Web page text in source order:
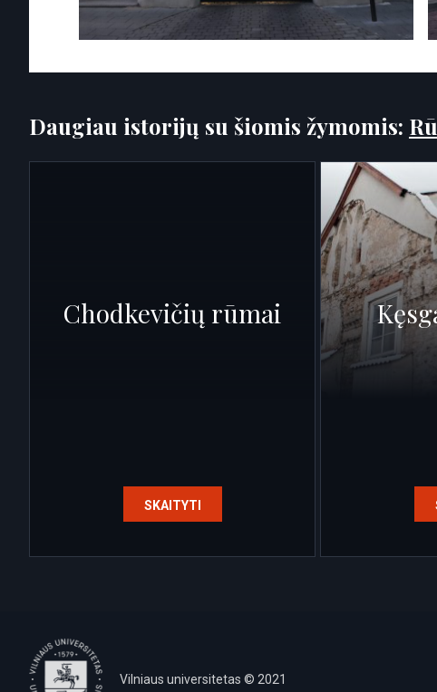
Daugiau istorijų su šiomis žymomis:
Chodkevičių rūmai
SKAITYTI
Vilniaus universitetas © 2021